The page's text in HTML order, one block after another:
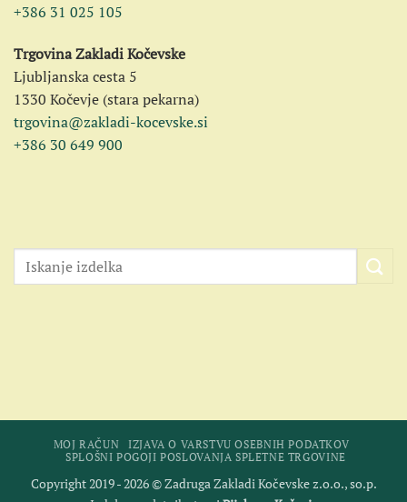
+386 31 025 105
Trgovina Zakladi Kočevske
Ljubljanska cesta 5
1330 Kočevje (stara pekarna)
trgovina@zakladi-kocevske.si
+386 30 649 900
MOJ RAČUN IZJAVA O VARSTVU OSEBNIH PODATKOV
SPLOŠNI POGOJI POSLOVANJA SPLETNE TRGOVINE
Copyright 2019 - 2026 © Zadruga Zakladi Kočevske z.o.o., so.p.